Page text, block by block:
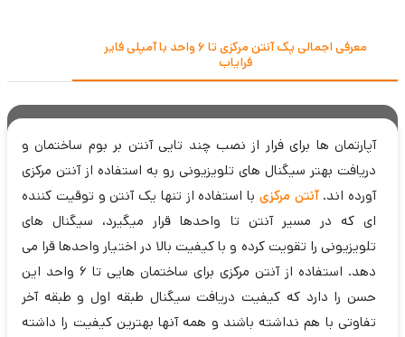
معرفی اجمالی پک آنتن مرکزی تا 6 واحد با آمپلی فایر
فرایاب
آپارتمان ها برای فرار از نصب چند تایی آنتن بر بوم ساختمان و
دریافت بهتر سیگنال های تلویزیونی رو به استفاده از آنتن مرکزی
آورده اند.آنتن مرکزی با استفاده از تنها یک آنتن و توقیت کننده
ای که در مسیر آنتن تا واحدها قرار میگیرد، سیگنال های
تلویزیونی را تقویت کرده و با کیفیت بالا در اختیار واحدها قرا می
دهد. استفاده از آنتن مرکزی برای ساختمان هایی تا 6 واحد این
حسن را دارد که کیفیت دریافت سیگنال طبقه اول و طبقه آخر
تفاوتی با هم نداشته باشند و همه آنها بهترین کیفیت را داشته